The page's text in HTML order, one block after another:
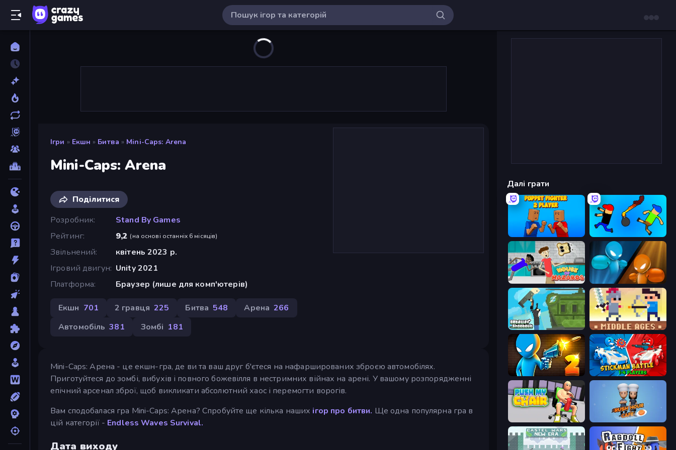
Ігри » Екшн » Битва » Mini-Caps: Arena
Mini-Caps: Arena
Поділитися
Розробник
Stand By Games
Рейтинг
9,2 (на основі останніх 6 місяців)
Звільнений
квітень 2023 р.
Ігровий двигун Unity 2021
Платформа
Браузер (лише для комп'ютерів)
Екшн 701 2 гравця 225 Битва 548 Арена 266
Автомобіль 381 Зомбі 181
Mini-Caps: Арена - це екшн-гра, де ви та ваш друг б'єтеся на нафаршированих зброєю автомобілях.
Приготуйтеся до зомбі, вибухів і повного божевілля в нестримних війнах на арені. У вашому розпорядженні
епічний арсенал зброї, щоб викликати абсолютний хаос і перемогти ворогів.
Вам сподобалася гра Mini-Caps: Арена? Спробуйте ще кілька наших ігор про битви. Ще одна популярна гра в
цій категорії - Endless Waves Survival.
Дата виходу
Далі грати
Puppet Fighter 2 Player Mini-Caps: Bombs
House of Hazards Drunken Boxing
Getaway Shootout Castle Wars: Middle Ages
Drunken Duel 2 Stickman battle 1-4 Players
Push My Chair Rush Hour Cafe